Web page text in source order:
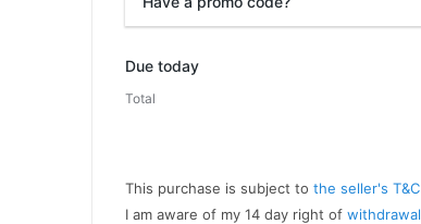
Due today
Total
This purchase is subject to the seller's T&C
I am aware of my 14 day right of withdrawal